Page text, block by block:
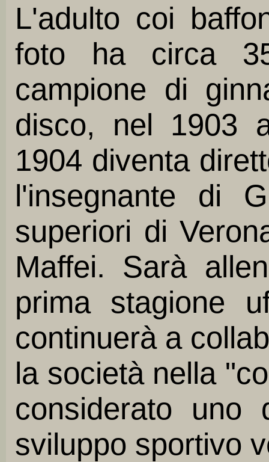
L'adulto coi
foto ha circa
campione di
disco, nel 1903
1904 diventa
l'insegnante di
superiori di
Maffei. Sarà
prima stagione
continuerà a
la società nella
considerato uno
sviluppo sportivo